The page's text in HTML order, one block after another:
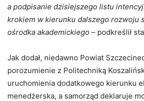
a podpisanie dzisiejszego listu
krokiem w kierunku dalszego rozwoju
ośrodka akademickiego – podkreślił
Jak dodał, niedawno Powiat
porozumienie z Politechniką
uruchomienia dodatkowego kierunku
menedżerska, a samorząd deklaruje